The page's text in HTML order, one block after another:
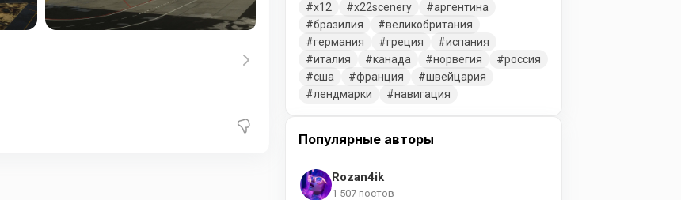
x12
x22scenery
аргентина
бразилия
великобритания
германия
греция
испания
италия
канада норвегия
россия
сша
франция
швейцария
лендмарки
навигация
Популярные авторы
Rozan4ik
1 507 постов